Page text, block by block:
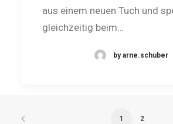
aus einem neuen Tuch und
gleichzeitig beim…
by arne.schuber
1 2